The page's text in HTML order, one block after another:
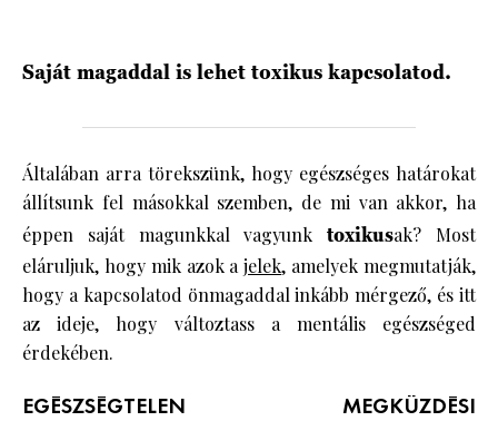
Saját magaddal is lehet toxikus kapcsolatod.
Általában arra törekszünk, hogy egészséges határokat
állítsunk fel másokkal szemben, de mi van akkor, ha
éppen saját magunkkal vagyunktoxikusak? Most
eláruljuk, hogy mik azok ajelek, amelyek megmutatják,
hogy a kapcsolatod önmagaddal inkább mérgező, és itt
az ideje, hogy változtass a mentális egészséged
érdekében.
EGÉSZSÉGTELEN MEGKÜZDÉSI